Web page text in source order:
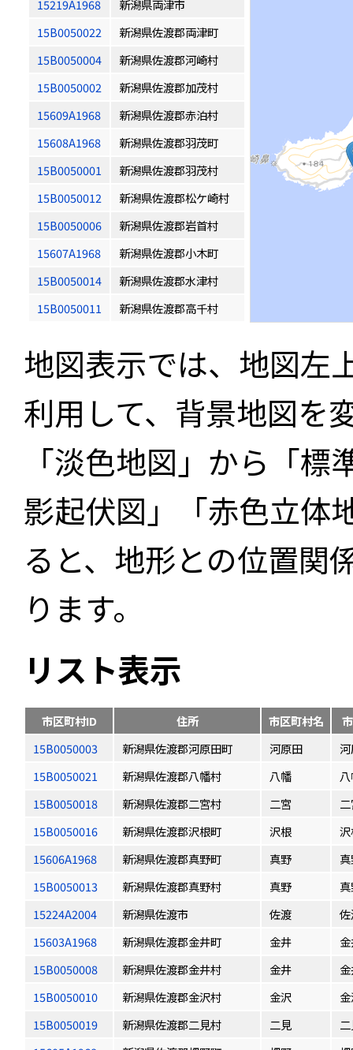
15219A1968
新潟県両津市
15B0050022
新潟県佐渡郡両津町
15B0050004
新潟県佐渡郡河崎村
15B0050002
新潟県佐渡郡加茂村
15609A1968
新潟県佐渡郡赤泊村
15608A1968
新潟県佐渡郡羽茂町
15B0050001
新潟県佐渡郡羽茂村
15B0050012
新潟県佐渡郡松ケ崎村
15B0050006
新潟県佐渡郡岩首村
15607A1968
新潟県佐渡郡小木町
15B0050014
新潟県佐渡郡水津村
15B0050011
新潟県佐渡郡高千村
地図表示では、地図左
利用して、背景地図を
「淡色地図」から「
影起伏図」「赤色立体
ると、地形との位置関
ります。
リスト表示
市区町村ID 住所 市区町村名
15B0050003
新潟県佐渡郡河原田町 河原田
15B0050021
新潟県佐渡郡八幡村 八幡
15B0050018
新潟県佐渡郡二宮村 二宮
15B0050016
新潟県佐渡郡沢根町 沢根
15606A1968
新潟県佐渡郡真野町 真野
15B0050013
新潟県佐渡郡真野村 真野
15224A2004
新潟県佐渡市 佐渡
15603A1968
新潟県佐渡郡金井町 金井
15B0050008
新潟県佐渡郡金井村 金井
15B0050010
新潟県佐渡郡金沢村 金沢
15B0050019
新潟県佐渡郡二見村 二見